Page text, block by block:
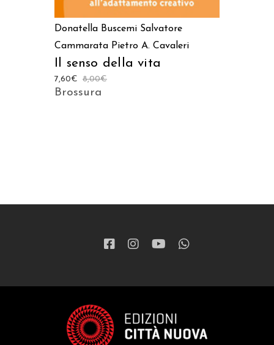
Donatella Buscemi Salvatore
Cammarata Pietro A. Cavaleri
Il senso della vita
8,00€
7,60€
Brossura